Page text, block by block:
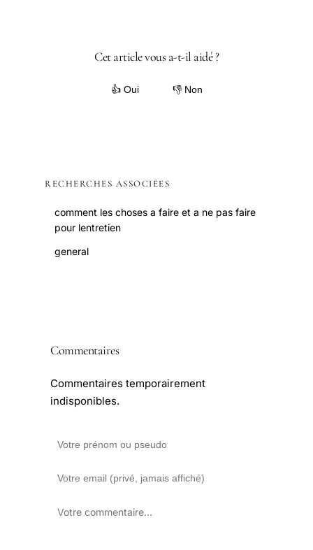
Cet article vous a-t-il aidé ?
👍 Oui 👎 Non
RECHERCHES ASSOCIÉES
comment les choses a faire et a ne pas faire
pour lentretien
general
Commentaires
Commentaires temporairement
indisponibles.